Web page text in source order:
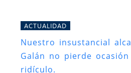
ACTUALIDAD
Nuestro insustancial
Galán no pierde
ridículo.